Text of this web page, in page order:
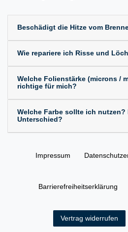
Beschädigt die Hitze vom
Wie repariere ich Risse und
Welche Folienstärke (microns /
richtige für mich?
Welche Farbe sollte ich nutzen?
Unterschied?
Impressum
Barrierefreiheitserklärung
Vertrag widerrufen